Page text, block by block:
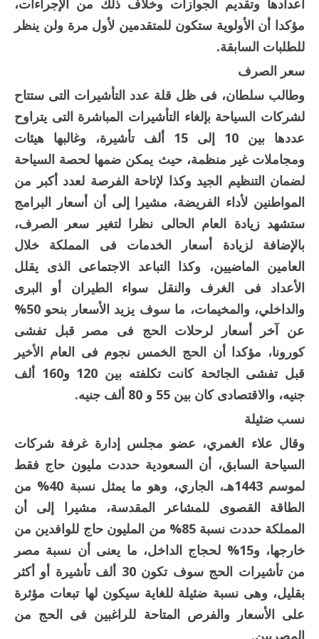
أعدادها وتقديم الجوازات وخلاف ذلك من الإجراءات،
مؤكدا أن الأولوية ستكون للمتقدمين لأول مرة ولن ينظر
للطلبات السابقة.
سعر الصرف
وطالب سلطان، فى ظل قلة عدد التأشيرات التى ستتاح
لشركات السياحة بإلغاء التأشيرات المباشرة التى يتراوح
عددها بين 10 إلى 15 ألف تأشيرة، وغالبها هيئات
ومجاملات غير منظمة، حيث يمكن ضمها لحصة السياحة
لضمان التنظيم الجيد وكذا لإتاحة الفرصة لعدد أكبر من
المواطنين لأداء الفريضة، مشيرا إلى أن أسعار البرامج
ستشهد زيادة العام الحالى نظرا لتغير سعر الصرف،
بالإضافة لزيادة أسعار الخدمات فى المملكة خلال
العامين الماضيين، وكذا التباعد الاجتماعى الذى يقلل
الأعداد فى الغرف والنقل سواء الطيران أو البرى
والداخلي، والمخيمات، ما سوف يزيد الأسعار بنحو 50%
عن آخر أسعار لرحلات الحج فى مصر قبل تفشى
كورونا، مؤكدا أن الحج الخمس نجوم فى العام الأخير
قبل تفشى الجائحة كانت تكلفته بين 120 و160 ألف
جنيه، والاقتصادى كان بين 55 و 80 ألف جنيه.
نسب ضئيلة
وقال علاء الغمري، عضو مجلس إدارة غرفة شركات
السياحة السابق، أن السعودية حددت مليون حاج فقط
لموسم 1443هـ، الجاري، وهو ما يمثل نسبة 40% من
الطاقة القصوى للمشاعر المقدسة، مشيرا إلى أن
المملكة حددت نسبة 85% من المليون حاج للوافدين من
خارجها، و15% لحجاج الداخل، ما يعنى أن نسبة مصر
من تأشيرات الحج سوف تكون 30 ألف تأشيرة أو أكثر
بقليل، وهى نسبة ضئيلة للغاية سيكون لها تبعات مؤثرة
على الأسعار والفرص المتاحة للراغبين فى الحج من
المصريين.